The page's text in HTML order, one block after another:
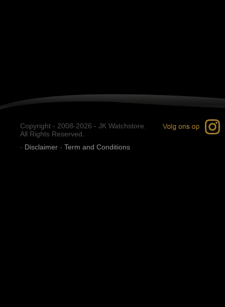
Copyright - 2008-2026 - JK Watchstore.
All Rights Reserved.
- Disclaimer - Term and Conditions